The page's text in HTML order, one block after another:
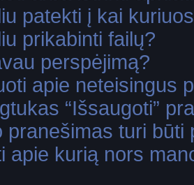
patekti į kai
prikabinti failų?
perspėjimą?
apie neteisingus
“Išsaugoti”
pranešimas turi būti
apie kurią nors